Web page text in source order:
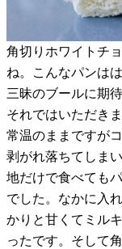
角切りホワイトチ
ね。こんなパンは
三昧のブールに期
それではいただき
常温のままですが
剥がれ落ちてしま
地だけで食べても
でした。なかに入
かりと甘くてミル
ったです。そして